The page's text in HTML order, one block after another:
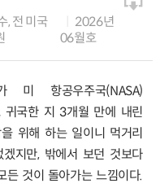
, 전 미국
2026년
06월호
미 항공우주국(NASA)
귀국한 지 3개월 만에 내린
위해 하는 일이니 먹거리
지만, 밖에서 보던 것보다
든 것이 돌아가는 느낌이다.